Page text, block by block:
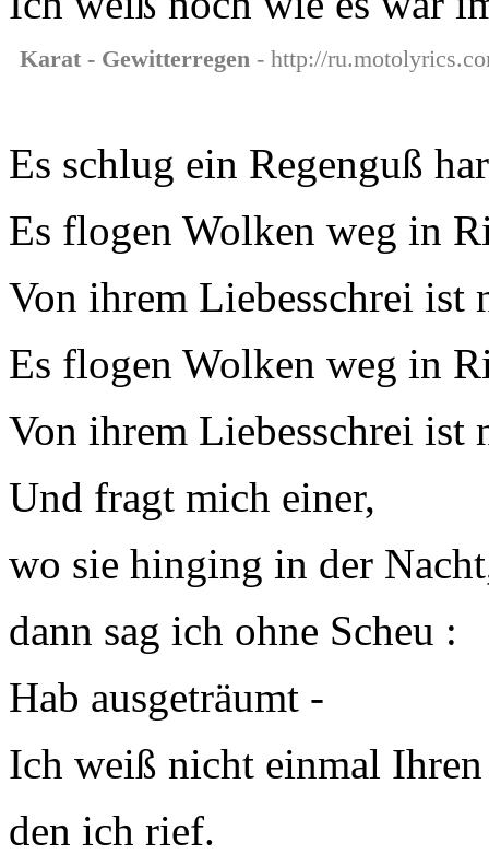
Karat - Gewitterregen - http://
Es schlug ein Regenguß
Es flogen Wolken weg in
Von ihrem Liebesschrei ist
Es flogen Wolken weg in
Von ihrem Liebesschrei ist
Und fragt mich einer,
wo sie hinging in der
dann sag ich ohne Scheu :
Hab ausgeträumt -
Ich weiß nicht einmal
den ich rief.